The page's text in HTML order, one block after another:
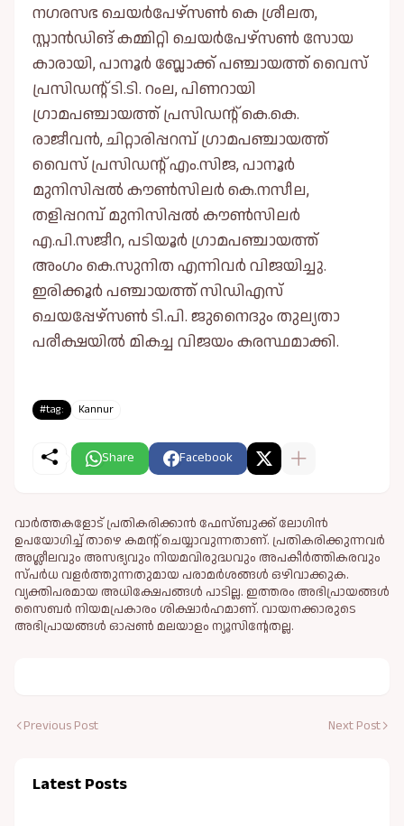
നഗരസഭ ചെയര്‍പേഴ്‌സണ്‍ കെ ശ്രീലത,
സ്റ്റാന്‍ഡിങ് കമ്മിറ്റി ചെയര്‍പേഴ്‌സണ്‍ സോയ
കാരായി, പാനൂര്‍ ബ്ലോക്ക് പഞ്ചായത്ത് വൈസ്
പ്രസിഡന്റ് ടി.ടി. റംല, പിണറായി
ഗ്രാമപഞ്ചായത്ത് പ്രസിഡന്റ് കെ.കെ.
രാജീവന്‍, ചിറ്റാരിപ്പറമ്പ് ഗ്രാമപഞ്ചായത്ത്
വൈസ് പ്രസിഡന്റ് എം.സിജ, പാനൂര്‍
മുനിസിപ്പല്‍ കൗണ്‍സിലര്‍ കെ.നസീല,
തളിപ്പറമ്പ് മുനിസിപ്പല്‍ കൗണ്‍സിലര്‍
എ.പി.സജീറ, പടിയൂര്‍ ഗ്രാമപഞ്ചായത്ത്
അംഗം കെ.സുനിത എന്നിവര്‍ വിജയിച്ചു.
ഇരിക്കൂര്‍ പഞ്ചായത്ത് സിഡിഎസ്
ചെയപ്പേഴ്‌സണ്‍ ടി.പി. ജുനൈദും തുല്യതാ
പരീക്ഷയില്‍ മികച്ച വിജയം കരസ്ഥമാക്കി.
#tag: Kannur
Share Facebook
വാർത്തകളോട് പ്രതികരിക്കാൻ ഫേസ്ബുക്ക് ലോഗിൻ
ഉപയോഗിച്ച് താഴെ കമന്റ് ചെയ്യാവുന്നതാണ്. പ്രതികരിക്കുന്നവര്‍
അശ്ലീലവും അസഭ്യവും നിയമവിരുദ്ധവും അപകീര്‍ത്തികരവും
സ്പര്‍ധ വളര്‍ത്തുന്നതുമായ പരാമര്‍ശങ്ങള്‍ ഒഴിവാക്കുക.
വ്യക്തിപരമായ അധിക്ഷേപങ്ങള്‍ പാടില്ല. ഇത്തരം അഭിപ്രായങ്ങള്‍
സൈബര്‍ നിയമപ്രകാരം ശിക്ഷാര്‍ഹമാണ്. വായനക്കാരുടെ
അഭിപ്രായങ്ങള്‍ ഓപ്പൺ മലയാളം ന്യൂസിന്റേതല്ല.
Previous Post Next Post
Latest Posts